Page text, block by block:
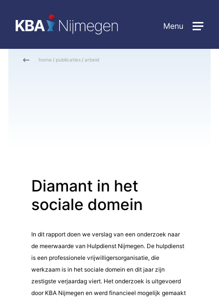
Menu
home / publicaties /arbeid
Diamant in het
sociale domein
In dit rapport doen we verslag van een onderzoek naar
de meerwaarde van Hulpdienst Nijmegen. De hulpdienst
is een professionele vrijwilligersorganisatie, die
werkzaam is in het sociale domein en dit jaar zijn
zestigste verjaardag viert. Het onderzoek is uitgevoerd
door KBA Nijmegen en werd financieel mogelijk gemaakt